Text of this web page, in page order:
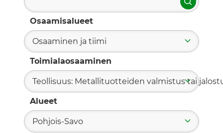
Hae
Osaamisalueet
Osaaminen ja tiimi
Toimialaosaaminen
Teollisuus: Metallituotteiden valmistus tai
Alueet
Pohjois-Savo